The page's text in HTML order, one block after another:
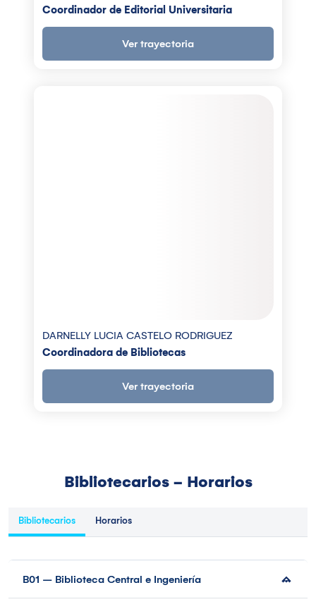
Coordinador de Editorial Universitaria
Ver trayectoria
DARNELLY LUCIA CASTELO RODRIGUEZ
Coordinadora de Bibliotecas
Ver trayectoria
Bibliotecarios - Horarios
Bibliotecarios Horarios
B01 – Biblioteca Central e Ingeniería